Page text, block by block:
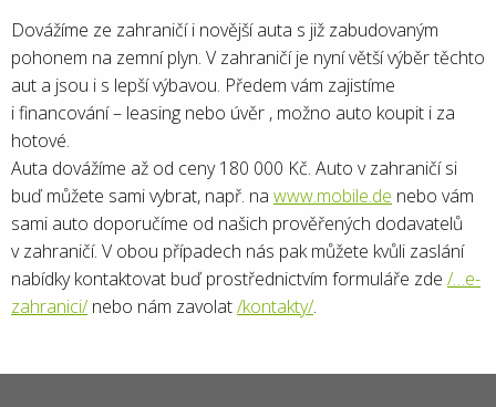
Dovážíme ze zahraničí i novější auta s již zabudovaným
pohonem na zemní plyn. V zahraničí je nyní větší výběr těchto
aut a jsou i s lepší výbavou. Předem vám zajistíme
i financování – leasing nebo úvěr , možno auto koupit i za
hotové.
Auta dovážíme až od ceny 180 000 Kč. Auto v zahraničí si
buď můžete sami vybrat, např. na www.mobile.de nebo vám
sami auto doporučíme od našich prověřených dodavatelů
v zahraničí. V obou případech nás pak můžete kvůli zaslání
nabídky kontaktovat buď prostřednictvím formuláře zde /…e-
zahranici/nebo nám zavolat/kontakty/.